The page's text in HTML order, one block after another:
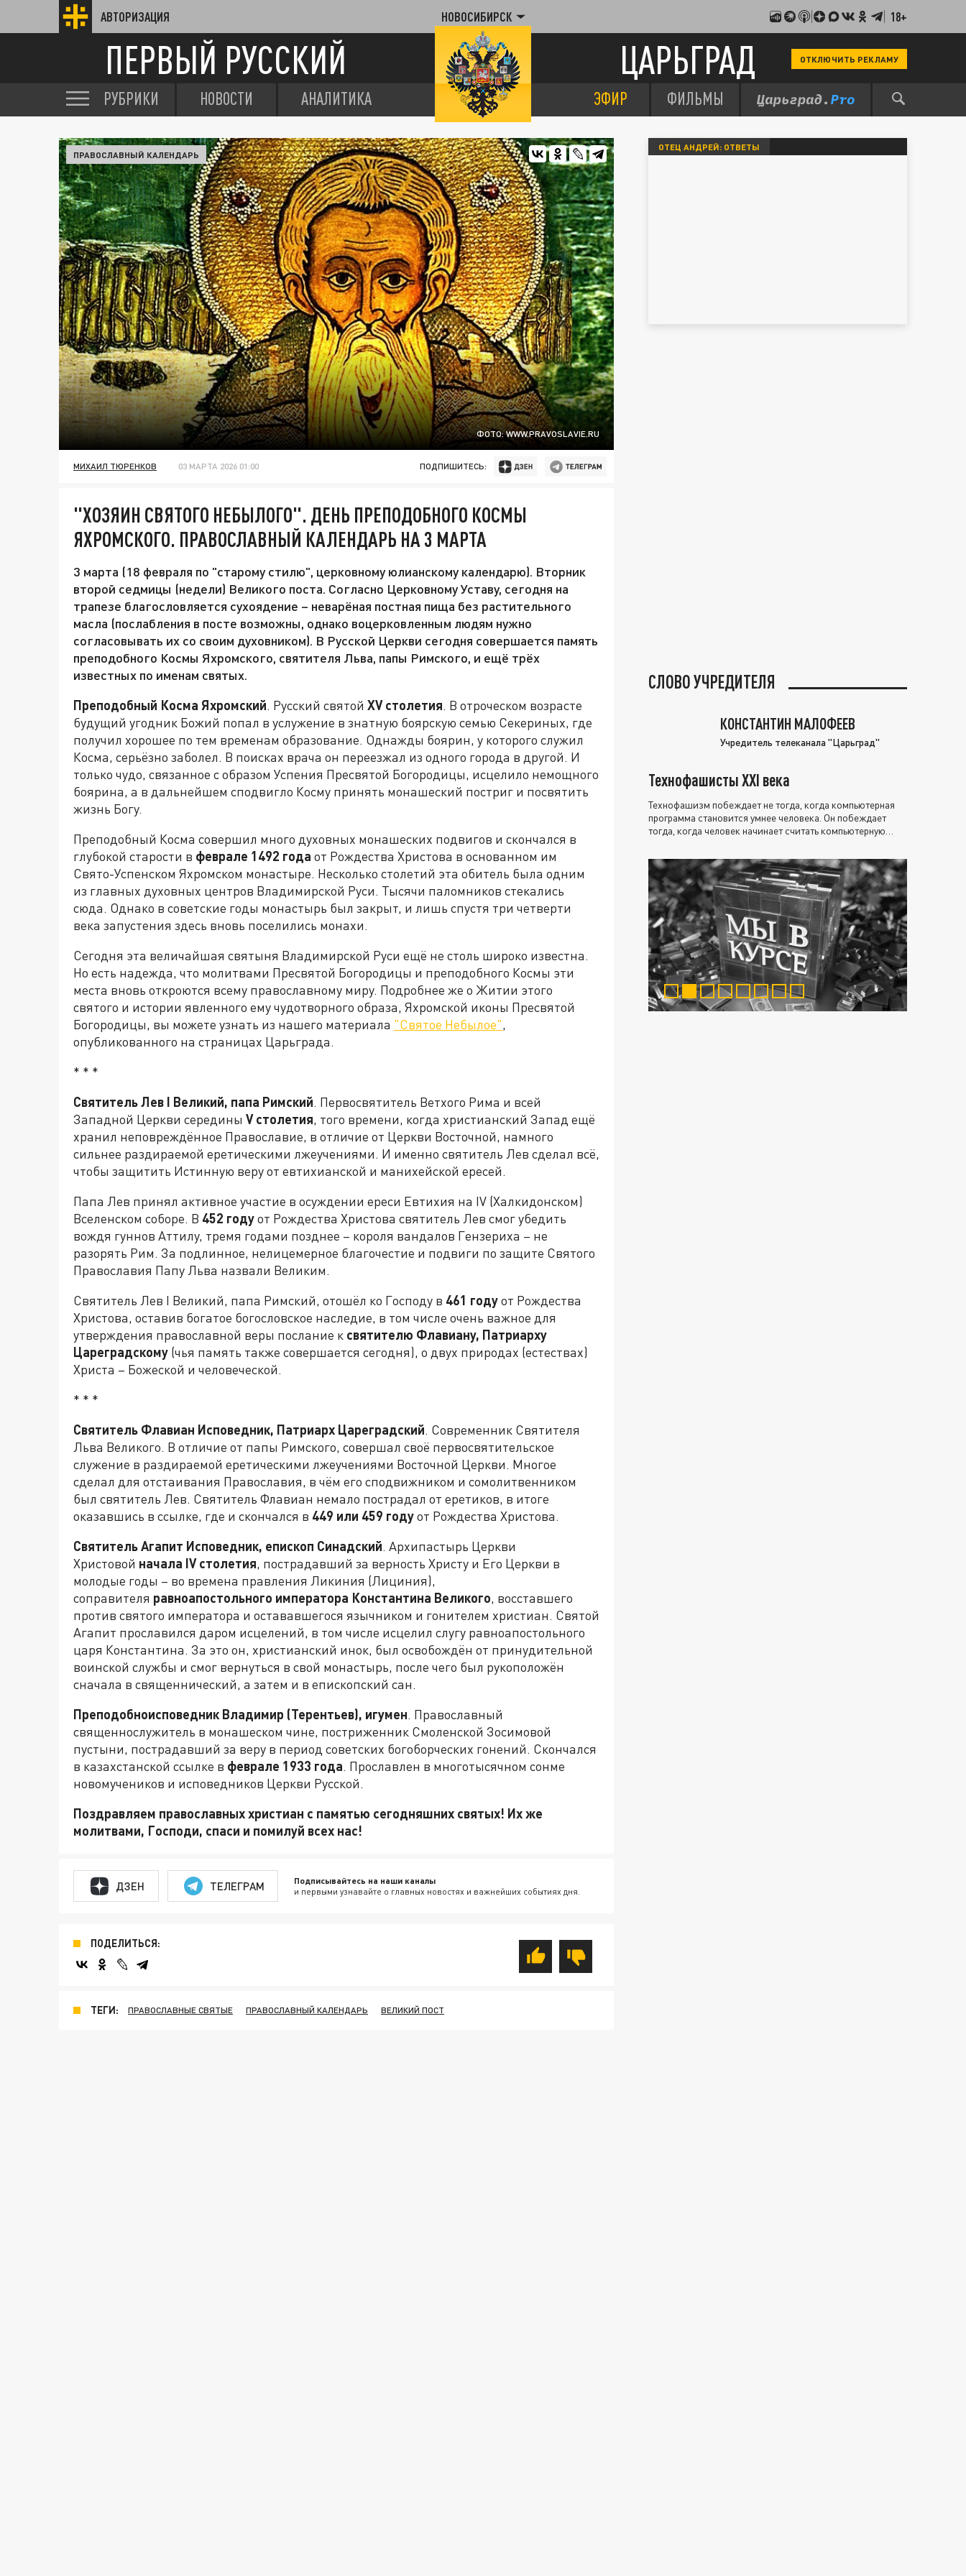
АВТОРИЗАЦИЯ НОВОСИБИРСК 18+
ПЕРВЫЙ РУССКИЙ ЦАРЬГРАД ОТКЛЮЧИТЬ РЕКЛАМУ
РУБРИКИ НОВОСТИ АНАЛИТИКА ЭФИР ФИЛЬМЫ
ФОТО: WWW.PRAVOSLAVIE.RU
ПРАВОСЛАВНЫЙ КАЛЕНДАРЬ
МИХАИЛ ТЮРЕНКОВ 03 МАРТА 2026 01:00 ПОДПИШИТЕСЬ:
"ХОЗЯИН СВЯТОГО НЕБЫЛОГО". ДЕНЬ ПРЕПОДОБНОГО КОСМЫ
ЯХРОМСКОГО. ПРАВОСЛАВНЫЙ КАЛЕНДАРЬ НА 3 МАРТА
3 марта (18 февраля по "старому стилю", церковному юлианскому календарю). Вторник
второй седмицы (недели) Великого поста. Согласно Церковному Уставу, сегодня на
трапезе благословляется сухоядение – неварёная постная пища без растительного
масла (послабления в посте возможны, однако воцерковленным людям нужно
согласовывать их со своим духовником). В Русской Церкви сегодня совершается память
преподобного Космы Яхромского, святителя Льва, папы Римского, и ещё трёх
известных по именам святых.
Преподобный Косма Яхромский. Русский святой XV столетия. В отроческом возрасте
будущий угодник Божий попал в услужение в знатную боярскую семью Секериных, где
получил хорошее по тем временам образование. Однажды боярин, у которого служил
Косма, серьёзно заболел. В поисках врача он переезжал из одного города в другой. И
только чудо, связанное с образом Успения Пресвятой Богородицы, исцелило немощного
боярина, а в дальнейшем сподвигло Косму принять монашеский постриг и посвятить
жизнь Богу.
Преподобный Косма совершил много духовных монашеских подвигов и скончался в
глубокой старости в феврале 1492 года от Рождества Христова в основанном им
Свято-Успенском Яхромском монастыре. Несколько столетий эта обитель была одним
из главных духовных центров Владимирской Руси. Тысячи паломников стекались
сюда. Однако в советские годы монастырь был закрыт, и лишь спустя три четверти
века запустения здесь вновь поселились монахи.
Сегодня эта величайшая святыня Владимирской Руси ещё не столь широко известна.
Но есть надежда, что молитвами Пресвятой Богородицы и преподобного Космы эти
места вновь откроются всему православному миру. Подробнее же о Житии этого
святого и истории явленного ему чудотворного образа, Яхромской иконы Пресвятой
Богородицы, вы можете узнать из нашего материала "Святое Небылое",
опубликованного на страницах Царьграда.
* * *
Святитель Лев I Великий, папа Римский. Первосвятитель Ветхого Рима и всей
Западной Церкви середины V столетия, того времени, когда христианский Запад ещё
хранил неповреждённое Православие, в отличие от Церкви Восточной, намного
сильнее раздираемой еретическими лжеучениями. И именно святитель Лев сделал всё,
чтобы защитить Истинную веру от евтихианской и манихейской ересей.
Папа Лев принял активное участие в осуждении ереси Евтихия на IV (Халкидонском)
Вселенском соборе. В 452 годуот Рождества Христова святитель Лев смог убедить
вождя гуннов Аттилу, тремя годами позднее – короля вандалов Гензериха – не
разорять Рим. За подлинное, нелицемерное благочестие и подвиги по защите Святого
Православия Папу Льва назвали Великим.
Святитель Лев I Великий, папа Римский, отошёл ко Господу в 461 годуот Рождества
Христова, оставив богатое богословское наследие, в том числе очень важное для
утверждения православной веры послание к святителю Флавиану, Патриарху
Цареградскому (чья память также совершается сегодня), о двух природах (естествах)
Христа – Божеской и человеческой.
* * *
Святитель Флавиан Исповедник, Патриарх Цареградский. Современник Святителя
Льва Великого. В отличие от папы Римского, совершал своё первосвятительское
служение в раздираемой еретическими лжеучениями Восточной Церкви. Многое
сделал для отстаивания Православия, в чём его сподвижником и сомолитвенником
был святитель Лев. Святитель Флавиан немало пострадал от еретиков, в итоге
оказавшись в ссылке, где и скончался в 449 или 459 годуот Рождества Христова.
Святитель Агапит Исповедник, епископ Синадский. Архипастырь Церкви
Христовой начала IV столетия, пострадавший за верность Христу и Его Церкви в
молодые годы – во времена правления Ликиния (Лициния),
соправителя равноапостольного императора Константина Великого, восставшего
против святого императора и остававшегося язычником и гонителем христиан. Святой
Агапит прославился даром исцелений, в том числе исцелил слугу равноапостольного
царя Константина. За это он, христианский инок, был освобождён от принудительной
воинской службы и смог вернуться в свой монастырь, после чего был рукоположён
сначала в священнический, а затем и в епископский сан.
Преподобноисповедник Владимир (Терентьев), игумен. Православный
священнослужитель в монашеском чине, постриженник Смоленской Зосимовой
пустыни, пострадавший за веру в период советских богоборческих гонений. Скончался
в казахстанской ссылке в феврале 1933 года. Прославлен в многотысячном сонме
новомучеников и исповедников Церкви Русской.
Поздравляем православных христиан с памятью сегодняшних святых! Их же
молитвами, Господи, спаси и помилуй всех нас!
ДЗЕН ТЕЛЕГРАМ Подписывайтесь на наши каналы
и первыми узнавайте о главных новостях и важнейших событиях дня.
ПОДЕЛИТЬСЯ:
ТЕГИ: ПРАВОСЛАВНЫЕ СВЯТЫЕ ПРАВОСЛАВНЫЙ КАЛЕНДАРЬ ВЕЛИКИЙ ПОСТ
ОТЕЦ АНДРЕЙ: ОТВЕТЫ
СЛОВО УЧРЕДИТЕЛЯ
КОНСТАНТИН МАЛОФЕЕВ
Учредитель телеканала "Царьград"
Технофашисты XXI века
Технофашизм побеждает не тогда, когда компьютерная
программа становится умнее человека. Он побеждает
тогда, когда человек начинает считать компьютерную